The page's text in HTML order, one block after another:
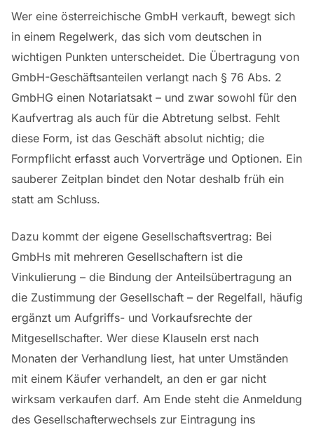
Wer eine österreichische GmbH verkauft, bewegt sich
in einem Regelwerk, das sich vom deutschen in
wichtigen Punkten unterscheidet. Die Übertragung von
GmbH-Geschäftsanteilen verlangt nach § 76 Abs. 2
GmbHG einen Notariatsakt – und zwar sowohl für den
Kaufvertrag als auch für die Abtretung selbst. Fehlt
diese Form, ist das Geschäft absolut nichtig; die
Formpflicht erfasst auch Vorverträge und Optionen. Ein
sauberer Zeitplan bindet den Notar deshalb früh ein
statt am Schluss.
Dazu kommt der eigene Gesellschaftsvertrag: Bei
GmbHs mit mehreren Gesellschaftern ist die
Vinkulierung – die Bindung der Anteilsübertragung an
die Zustimmung der Gesellschaft – der Regelfall, häufig
ergänzt um Aufgriffs- und Vorkaufsrechte der
Mitgesellschafter. Wer diese Klauseln erst nach
Monaten der Verhandlung liest, hat unter Umständen
mit einem Käufer verhandelt, an den er gar nicht
wirksam verkaufen darf. Am Ende steht die Anmeldung
des Gesellschafterwechsels zur Eintragung ins